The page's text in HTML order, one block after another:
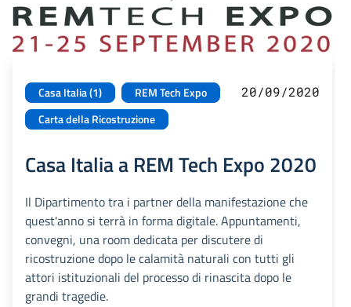
Casa Italia (1)
REM Tech Expo
Carta della Ricostruzione
20/09/2020
Casa Italia a REM Tech Expo 2020
Il Dipartimento tra i partner della manifestazione che
quest'anno si terrà in forma digitale. Appuntamenti,
convegni, una room dedicata per discutere di
ricostruzione dopo le calamità naturali con tutti gli
attori istituzionali del processo di rinascita dopo le
grandi tragedie.